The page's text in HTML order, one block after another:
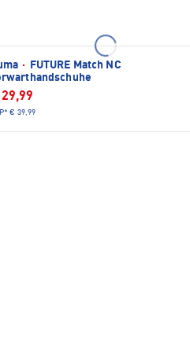
·
FUTURE Match NC
€ 39,99